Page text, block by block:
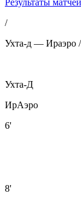
/
Ухта-д — Ираэро
Ухта-Д
ИрАэро
6'
8'